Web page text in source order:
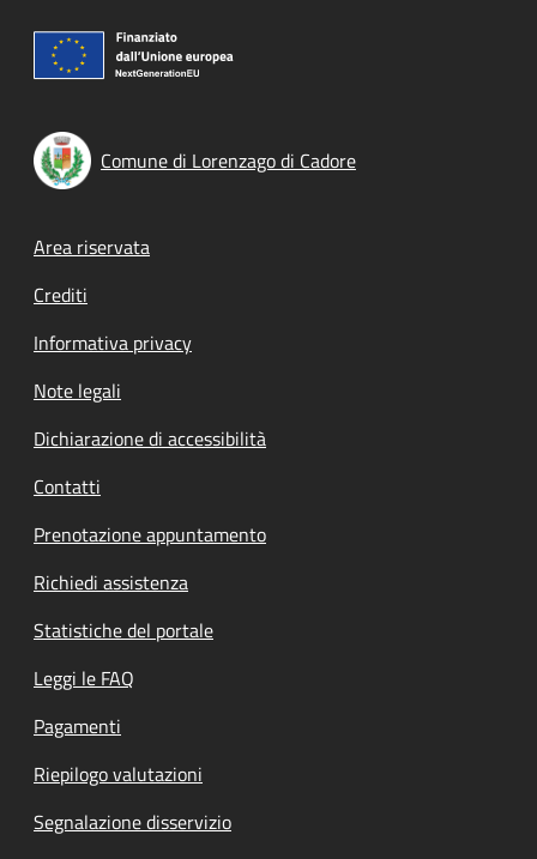
Comune di Lorenzago di Cadore
Footer menu
Area riservata
Crediti
Informativa privacy
Note legali
Dichiarazione di accessibilità
Contatti
Prenotazione appuntamento
Richiedi assistenza
Statistiche del portale
Leggi le FAQ
Pagamenti
Riepilogo valutazioni
Segnalazione disservizio